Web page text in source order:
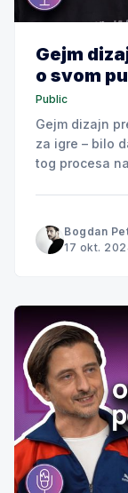
Gejm
o svom
Public
Gejm dizajn
za igre – bilo
tog procesa
Artista,
Bogdan
17 okt.